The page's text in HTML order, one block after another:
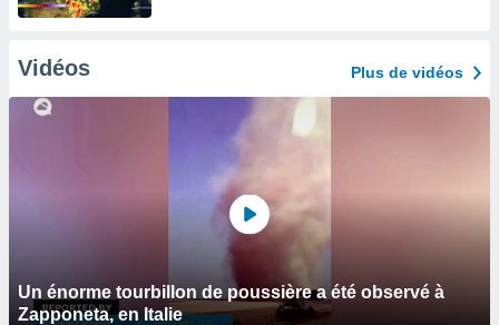
Vidéos Plus de vidéos
Un énorme tourbillon de poussière a été observé à
Zapponeta, en Italie